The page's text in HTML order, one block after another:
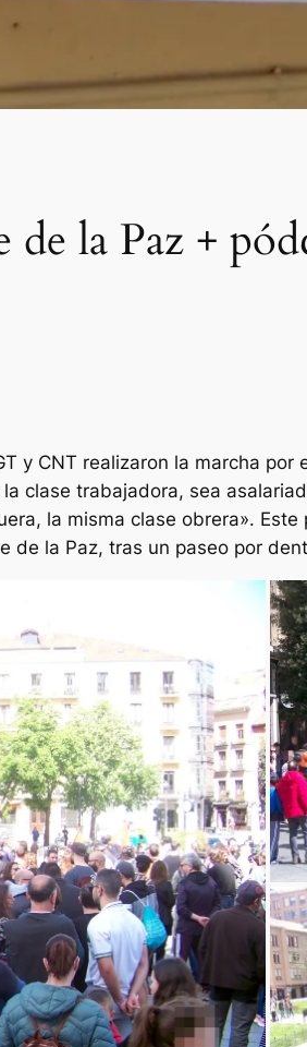
la Paz +
y CNT realizaron la marcha
clase trabajadora, sea
la misma clase obrera».
de la Paz, tras un paseo por